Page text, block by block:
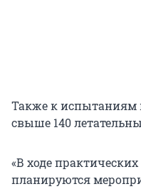
Также к испытаниям
свыше 140
«В ходе
планируются